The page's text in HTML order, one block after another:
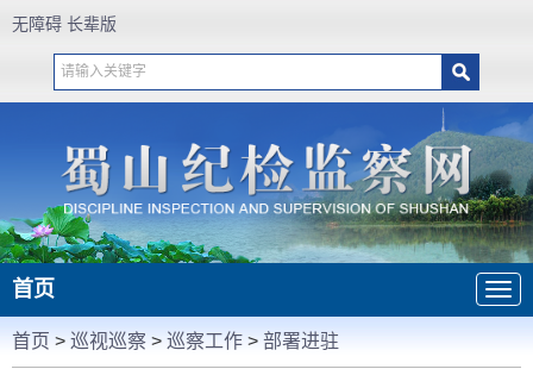
无障碍 长辈版
首页
首页 > 巡视巡察 > 巡察工作 > 部署进驻